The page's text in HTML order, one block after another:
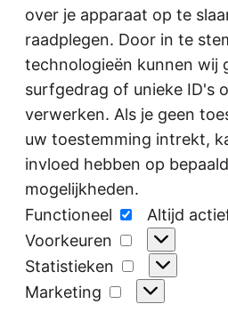
over je apparaat op te
raadplegen. Door in te
technologieën kunnen wij
surfgedrag of unieke ID's
verwerken. Als je geen
uw toestemming intrekt,
invloed hebben op
mogelijkheden.
Functioneel
Altijd
Voorkeuren
Voorkeuren
Statistieken
Statistieken
Marketing
Marketing